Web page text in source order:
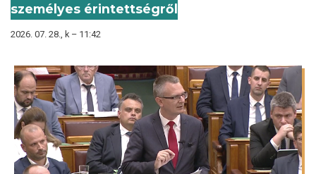
személyes érintettségről
2026. 07. 28., k – 11:42